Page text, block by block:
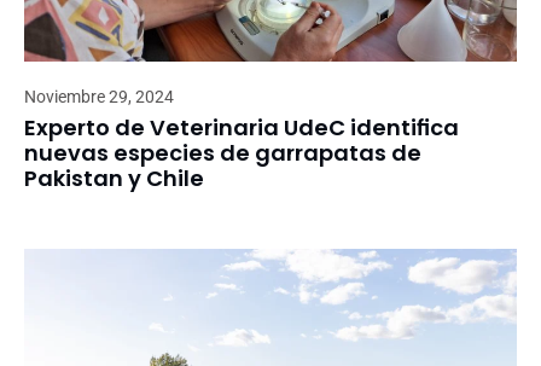
Noviembre 29, 2024
Experto de Veterinaria UdeC identifica
nuevas especies de garrapatas de
Pakistan y Chile